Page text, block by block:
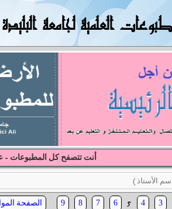
العلمية لجامعة البليدة 2 لونيسي علي
أنت تتصفح كل المطبوعات -
3
4
6
7
8
9 الصفحة